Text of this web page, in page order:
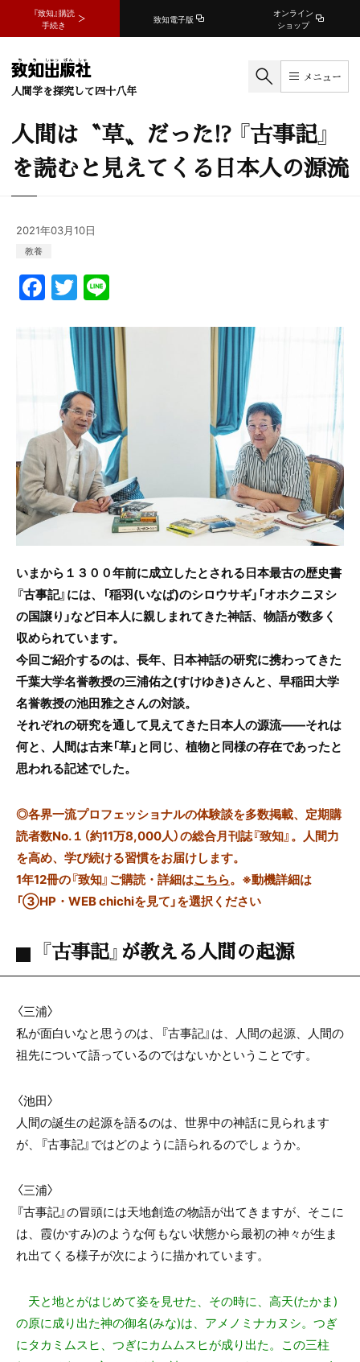
『致知』購読
手続き
致知電子版
オンライン
ショップ
人間学を探究して四十八年
メニュー
人間は〝草〟だった!? 『古事記』
を読むと見えてくる日本人の源流
2021年03月10日
教養
F
a
o
o
k
T
w
itt
er
e
いまから１３００年前に成立したとされる日本最古の歴史書
『古事記』には、「稲羽(いなば)のシロウサギ」「オホクニヌシ
の国譲り」など日本人に親しまれてきた神話、物語が数多く
収められています。
今回ご紹介するのは、長年、日本神話の研究に携わってきた
千葉大学名誉教授の三浦佑之(すけゆき)さんと、早稲田大学
名誉教授の池田雅之さんの対談。
それぞれの研究を通して見えてきた日本人の源流――それは
何と、人間は古来「草」と同じ、植物と同様の存在であったと
思われる記述でした。
◎各界一流プロフェッショナルの体験談を多数掲載、定期購
読者数No.１（約11万8,000人）の総合月刊誌『致知』。人間力
を高め、学び続ける習慣をお届けします。
1年12冊の『致知』ご購読・詳細はこちら。 ※動機詳細は
「③HP・WEB chichiを見て」を選択ください
『古事記』が教える人間の起源
〈三浦〉
私が面白いなと思うのは、『古事記』は、人間の起源、人間の
祖先について語っているのではないかということです。
〈池田〉
人間の誕生の起源を語るのは、世界中の神話に見られます
が、『古事記』ではどのように語られるのでしょうか。
〈三浦〉
『古事記』の冒頭には天地創造の物語が出てきますが、そこに
は、霞(かすみ)のような何もない状態から最初の神々が生ま
れ出てくる様子が次にように描かれています。
天と地とがはじめて姿を見せた、その時に、高天(たかま)
の原に成り出た神の御名(みな)は、アメノミナカヌシ。つぎ
にタカミムスヒ、つぎにカムムスヒが成り出た。この三柱